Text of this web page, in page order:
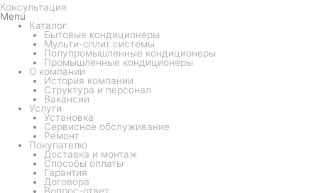
Консультация
Menu
Каталог
Бытовые кондиционеры
Мульти-сплит системы
Полупромышленные кондиционеры
Промышленные кондиционеры
О компании
История компании
Структура и персонал
Вакансии
Услуги
Установка
Сервисное обслуживание
Ремонт
Покупателю
Доставка и монтаж
Способы оплаты
Гарантия
Договора
Вопрос-ответ